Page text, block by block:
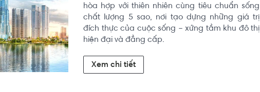
hòa hợp với thiên nhiên cùng tiêu chuẩn sống
chất lượng 5 sao, nơi tạo dựng những giá trị
đích thực của cuộc sống – xứng tầm khu đô thị
hiện đại và đẳng cấp.
Xem chi tiết